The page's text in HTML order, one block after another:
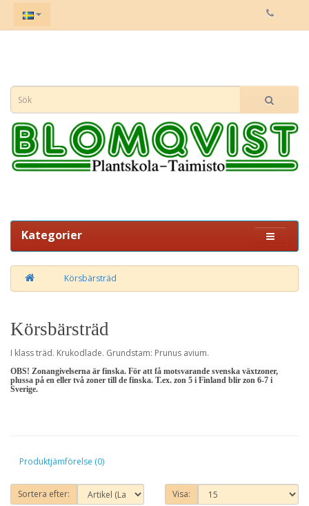
Kategorier
Körsbärsträd
Körsbärsträd
I klass träd. Krukodlade. Grundstam: Prunus avium.
OBS! Zonangivelserna är finska. För att få motsvarande svenska växtzoner,
plussa på en eller två zoner till de finska. T.ex. zon 5 i Finland blir zon 6-7 i
Sverige.
Produktjämförelse (0)
Sortera efter: Visa: